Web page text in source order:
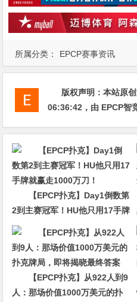
所属分类： EPCP赛事资讯
版权声明：本站原
06:36:42 ，由 EPCP智
【EPCP扑克】Day1倒数第
2到主赛冠军！HU他只用17手牌
就赢走1000万刀！
【EPCP扑克】从922人到9
人：那场价值1000万美元的扑